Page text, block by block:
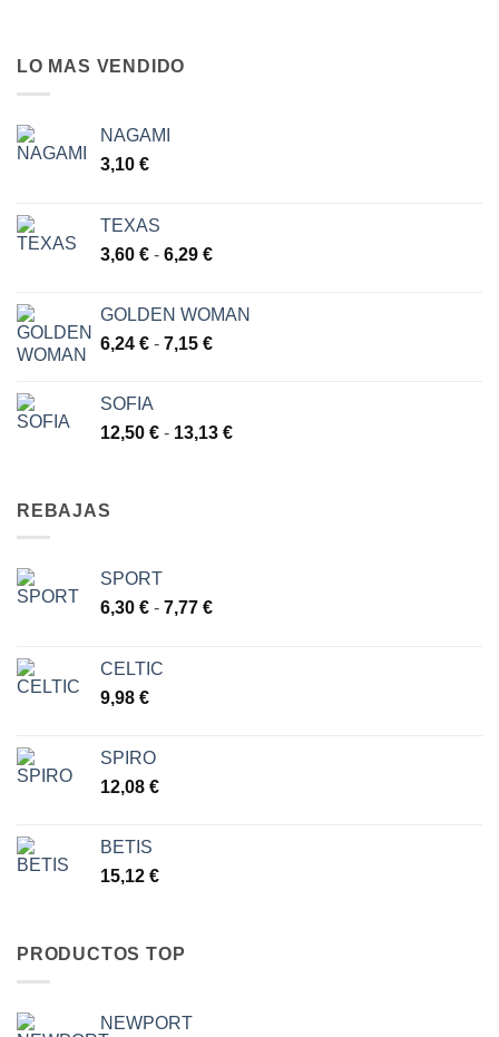
LO MAS VENDIDO
NAGAMI
3,10 €
TEXAS
3,60 € - 6,29 €Rango
desde
3,60 €
GOLDEN WOMAN
6,24 € - 7,15 €Rango
6,24 €
SOFIA
12,50 € - 13,13 €Rango
REBAJAS
SPORT
6,30 € - 7,77 €Rango
CELTIC
9,98 €
SPIRO
12,08 €
BETIS
15,12 €
PRODUCTOS TOP
NEWPORT